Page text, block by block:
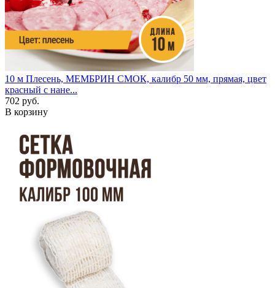
10 м Плесень, МЕМБРИН СМОК, калибр 50 мм, прямая, цвет
красный с нане...
702 руб.
В корзину